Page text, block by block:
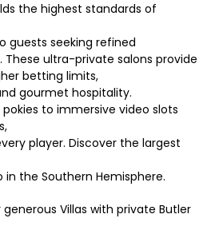
the highest standards of
guests seeking refined
ultra-private salons provide
betting limits,
gourmet hospitality.
to immersive video slots
player. Discover the largest
the Southern Hemisphere.
Villas with private Butler